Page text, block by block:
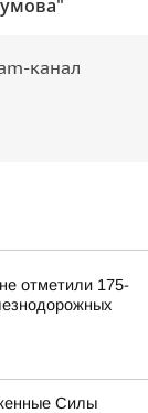
канал
отметили 175-
Силы